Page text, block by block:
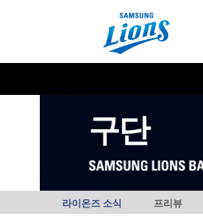
구단
라이온즈 소식 프리뷰